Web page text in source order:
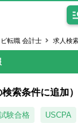
公認会計士の求人
転職 会計士 求人検
検索条件に追加）
験合格 USCPA